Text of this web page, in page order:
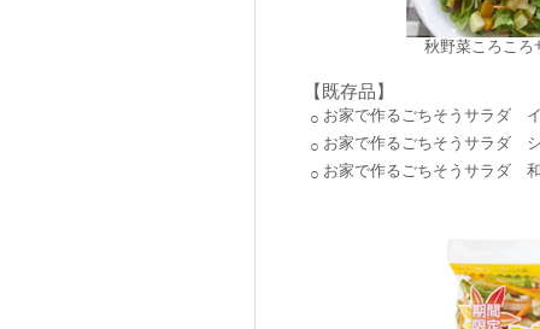
秋野菜ころころ
【既存品】
○ お家で作るごちそうサラダ
○ お家で作るごちそうサラダ
○ お家で作るごちそうサラダ